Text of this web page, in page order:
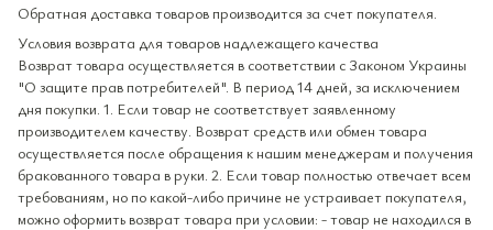
Обратная доставка товаров производится за счет покупателя.
Условия возврата для товаров надлежащего качества
Возврат товара осуществляется в соответствии с Законом Украины
"О защите прав потребителей". В период 14 дней, за исключением
дня покупки. 1. Если товар не соответствует заявленному
производителем качеству. Возврат средств или обмен товара
осуществляется после обращения к нашим менеджерам и получения
бракованного товара в руки. 2. Если товар полностью отвечает всем
требованиям, но по какой-либо причине не устраивает покупателя,
можно оформить возврат товара при условии: - товар не находился в